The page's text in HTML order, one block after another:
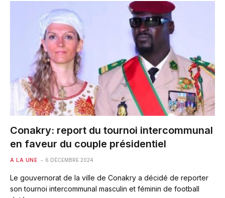
Conakry: report du tournoi intercommunal
en faveur du couple présidentiel
A LA UNE 6 DÉCEMBRE 2024
Le gouvernorat de la ville de Conakry a décidé de reporter
son tournoi intercommunal masculin et féminin de football